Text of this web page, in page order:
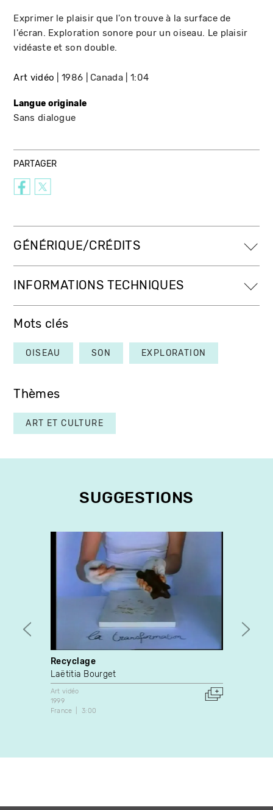
Exprimer le plaisir que l'on trouve à la surface de
l'écran. Exploration sonore pour un oiseau. Le plaisir
vidéaste et son double.
Art vidéo 1986 Canada 1:04
Langue originale
Sans dialogue
PARTAGER
GÉNÉRIQUE/CRÉDITS
INFORMATIONS TECHNIQUES
Mots clés
OISEAU SON EXPLORATION
Thèmes
ART ET CULTURE
SUGGESTIONS
Recyclage
Laëtitia Bourget
Art vidéo
1999
France
3:00